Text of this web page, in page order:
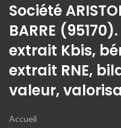
Société
BARRE
extrait Kbis,
extrait RNE,
valeur,
Accueil